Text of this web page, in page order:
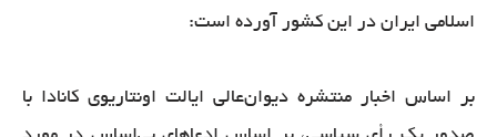
اسلامی ایران در این کشور آورده است:
بر اساس اخبار منتشره دیوان‌عالی ایالت اونتاریوی کانادا با